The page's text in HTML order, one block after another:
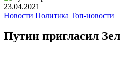
23.04.2021
Новости Политика Топ-новости
Путин пригласил